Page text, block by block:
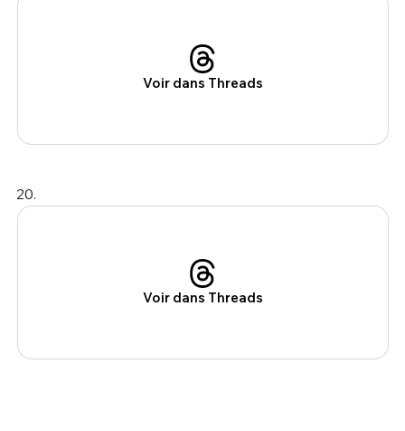
Voir dans Threads
20.
Voir dans Threads